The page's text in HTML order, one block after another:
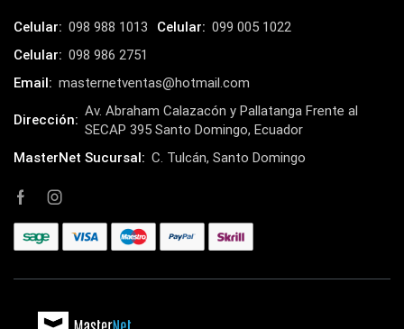
Celular: 098 988 1013 Celular: 099 005 1022
Celular: 098 986 2751
Email: masternetventas@hotmail.com
Dirección:
Av. Abraham Calazacón y Pallatanga Frente al
SECAP 395 Santo Domingo, Ecuador
MasterNet Sucursal: C. Tulcán, Santo Domingo